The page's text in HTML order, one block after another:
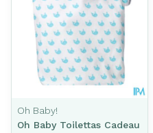
Oh Baby!
Oh Baby Toilettas Cadeau